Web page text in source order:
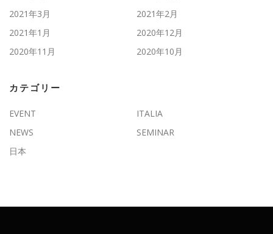
2021年3月
2021年2月
2021年1月
2020年12月
2020年11月
2020年10月
カテゴリー
EVENT
ITALIA
NEWS
SEMINAR
日本